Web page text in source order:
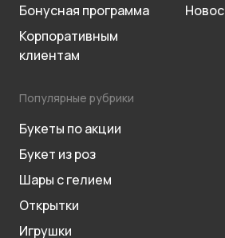
Бонусная программа
Корпоративным
клиентам
Популярные рубрики
Букеты по акции
Букет из роз
Шары с гелием
Открытки
Игрушки